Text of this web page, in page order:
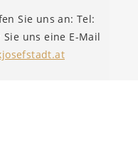
Sie uns an: Tel:
uns eine E-Mail